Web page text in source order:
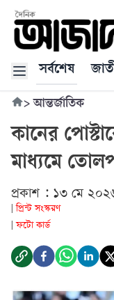
সর্বশেষ
>আন্তর্জাতিক
কানের
মাধ্যমে
প্রকাশ : ১৩ মে
প্রিন্ট সংস্করণ
ফটো কার্ড